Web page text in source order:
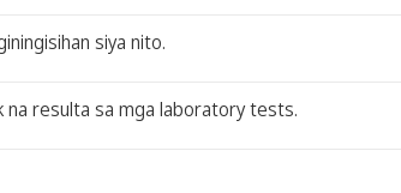
siya nito.
na resulta sa mga laboratory tests.